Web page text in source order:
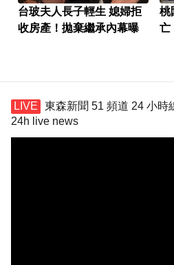
台玻夫人長子輕生 媳婦拒
收房產！拋棄繼承內幕曝
桃
亡
東森新聞 51 頻道 24 小時
24h live news